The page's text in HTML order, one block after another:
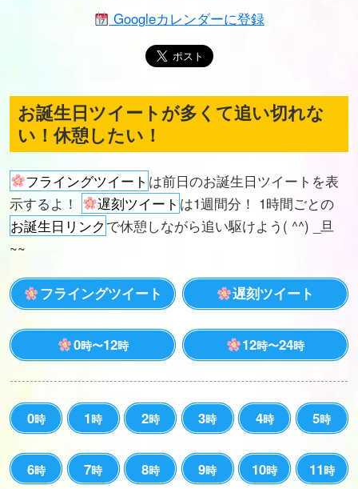
Googleカレンダーに登録
お誕生日ツイートが多くて追い切れな
い！休憩したい！
フライングツイート は前日のお誕生日ツイートを表
示するよ！
遅刻ツイート は1週間分！ 1時間ごとの
お誕生日リンク で休憩しながら追い駆けよう( ^^) _旦
~~
フライングツイート 遅刻ツイート
0時〜12時 12時〜24時
0時 1時 2時 3時 4時 5時
6時 7時 8時 9時 10時 11時